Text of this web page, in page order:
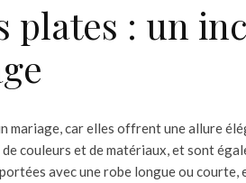
plates : un
mariage, car elles offrent une allure
couleurs et de matériaux, et sont
avec une robe longue ou